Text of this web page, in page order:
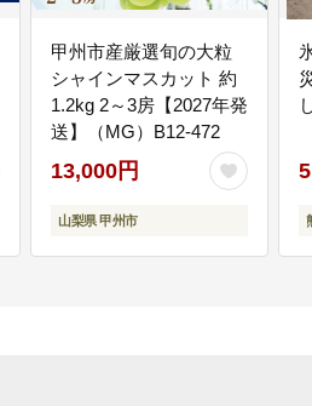
甲州市産厳選旬の大粒
シャインマスカット 約
1.2kg 2～3房【2027年発
送】（MG）B12-472
13,000円
山梨県 甲州市